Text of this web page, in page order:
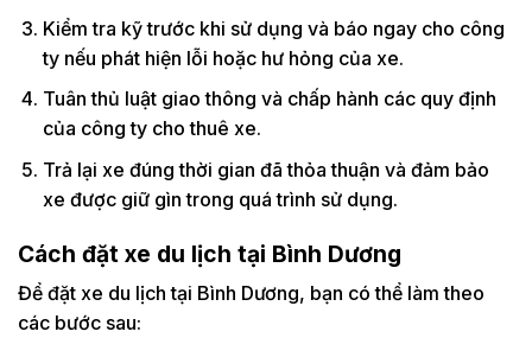
Kiểm tra kỹ trước khi sử dụng và báo ngay cho công
ty nếu phát hiện lỗi hoặc hư hỏng của xe.
Tuân thủ luật giao thông và chấp hành các quy định
của công ty cho thuê xe.
Trả lại xe đúng thời gian đã thỏa thuận và đảm bảo
xe được giữ gìn trong quá trình sử dụng.
Cách đặt xe du lịch tại Bình Dương
Để đặt xe du lịch tại Bình Dương, bạn có thể làm theo
các bước sau: